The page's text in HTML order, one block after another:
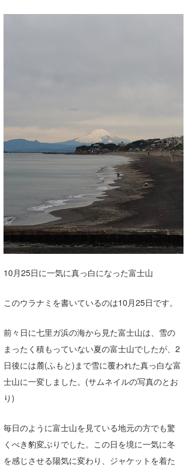
10月25日に一気に真っ白になった富士山
このウラナミを書いているのは10月25日です。
前々日に七里ガ浜の海から見た富士山は、雪の
まったく積もっていない夏の富士山でしたが、2
日後には麓(ふもと)まで雪に覆われた真っ白な富
士山に一変しました。(サムネイルの写真のとお
り)
毎日のように富士山を見ている地元の方でも驚
くべき豹変ぶりでした。この日を境に一気に冬
を感じさせる陽気に変わり、ジャケットを着た
DELTA FORCE SURF
CBA Films
メディア
進士剛光
田原啓江
NOBUFUKU
大野”MAR”修聖
Aichan
chan-U
G◎Da
H
KY
MIN
mitz
OYZ
Soulman
VAGY